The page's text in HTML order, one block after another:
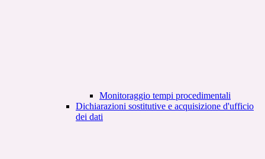
Monitoraggio tempi procedimentali
Dichiarazioni sostitutive e acquisizione d'ufficio
dei dati